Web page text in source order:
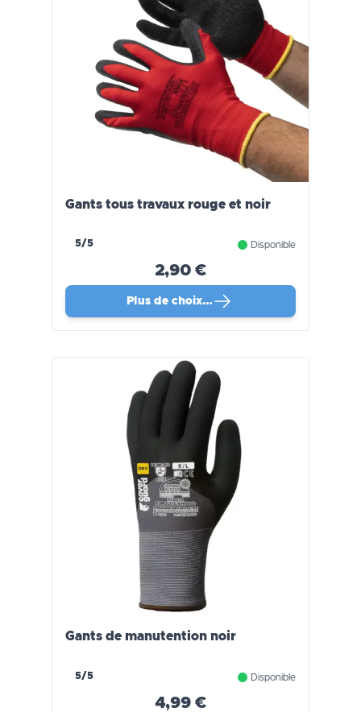
Gants tous travaux rouge et noir
5/5 Disponible
2,90 €
Plus de choix…
Gants de manutention noir
5/5 Disponible
4,99 €